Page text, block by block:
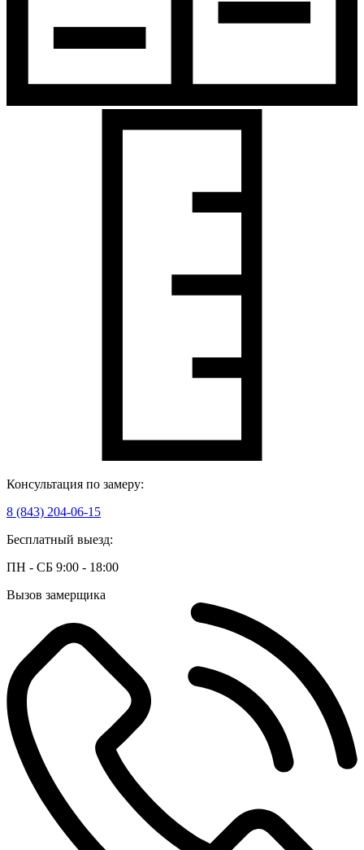
Консультация по замеру:
8 (843) 204-06-15
Бесплатный выезд:
ПН - СБ 9:00 - 18:00
Вызов замерщика